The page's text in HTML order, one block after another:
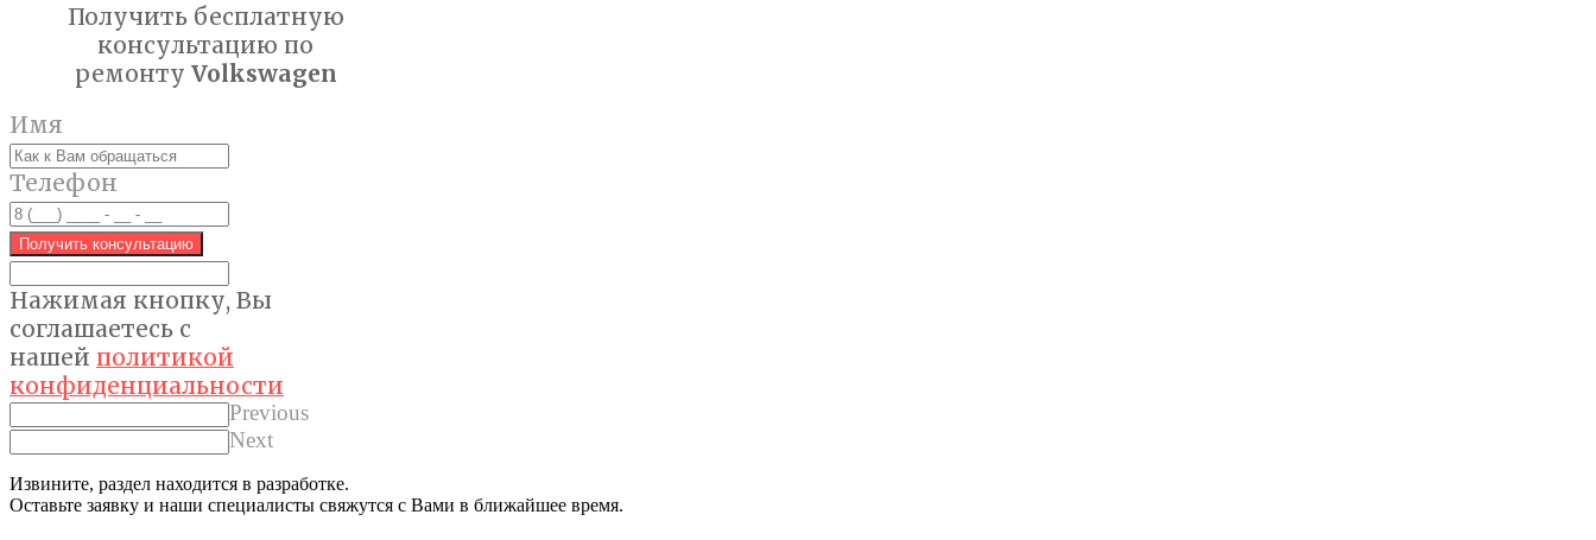
Получить бесплатную
консультацию по
ремонту Volkswagen
Имя
Телефон
Получить консультацию
Нажимая кнопку, Вы
соглашаетесь с
нашей политикой
конфиденциальности
Previous
Next
Извините, раздел находится в разработке.
Оставьте заявку и наши специалисты свяжутся с Вами в ближайшее время.